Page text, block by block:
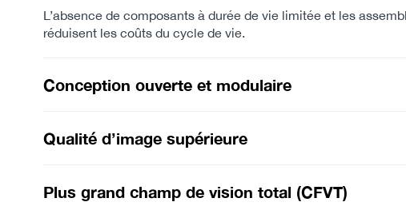
L’absence de composants à durée de vie limitée et les
réduisent les coûts du cycle de vie.
Conception ouverte et modulaire
Qualité d’image supérieure
Plus grand champ de vision total (CFVT)